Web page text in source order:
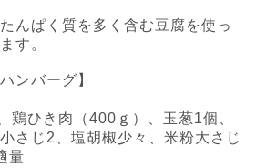
んぱく質を多く含む豆腐を使っ
す。
ンバーグ】
鶏ひき肉（400 ｇ）、玉葱1個、
さじ 2
、塩胡椒少々、米粉大さじ
量